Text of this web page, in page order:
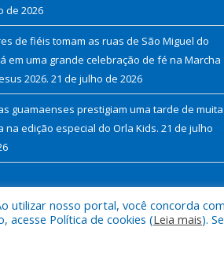
de 2026
de fiéis tomam as ruas de São Miguel do
em uma grande celebração de fé na Marcha
2026. 21 de julho de 2026
guamaenses prestigiam uma tarde de muita
na edição especial do Orla Kids. 21 de julho
utilizar nosso portal, você concorda
acesse Política de cookies (Leia mais).